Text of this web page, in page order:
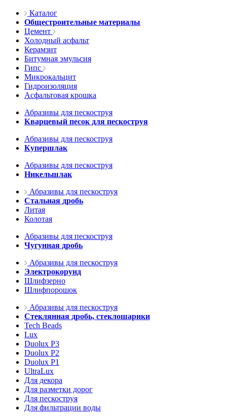
Каталог
Общестроительные материалы
Цемент
Холодный асфальт
Керамзит
Битумная эмульсия
Гипс
Микрокальцит
Гидроизоляция
Асфальтовая крошка
Абразивы для пескоструя
Кварцевый песок для пескоструя
Абразивы для пескоструя
Купершлак
Абразивы для пескоструя
Никельшлак
Абразивы для пескоструя
Стальная дробь
Литая
Колотая
Абразивы для пескоструя
Чугунная дробь
Абразивы для пескоструя
Электрокорунд
Шлифзерно
Шлифпорошок
Абразивы для пескоструя
Стеклянная дробь, стеклошарики
Tech Beads
Lux
Duolux P3
Duolux P2
Duolux P1
UltraLux
Для декора
Для разметки дорог
Для пескоструя
Для фильтрации воды